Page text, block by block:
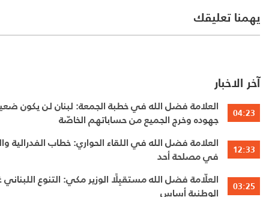
يهمنا تعليقك
آخر الاخبار
04:23
العلامة فضل الله في خطبة الجمعة: لبنان لن يكون
جهوده وخرج الجميع من حساباتهم الخاصّة
12:33
العلامة فضل الله في اللقاء الحواري: خطاب
في مصلحة أحد
03:25
العلّامة فضل الله مستقبِلًا الوزير مكي: التنوع
الوطنية أساس